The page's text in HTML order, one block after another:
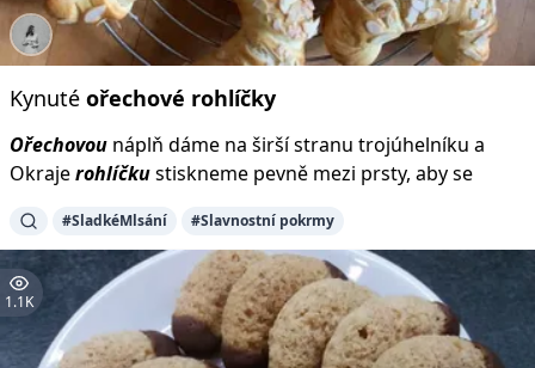
Kynuté ořechové rohlíčky
Ořechovou náplň dáme na širší stranu trojúhelníku a
Okrajerohlíčkustiskneme pevně mezi prsty, aby se
#SladkéMlsání #Slavnostní pokrmy
1.1K